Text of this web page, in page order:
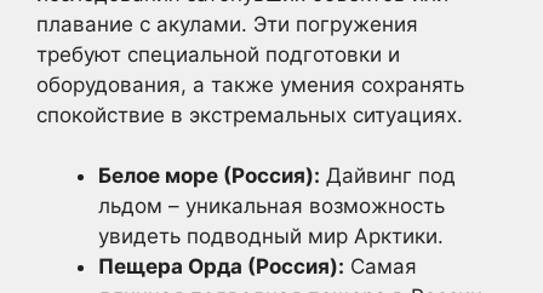
плавание с акулами. Эти погружения
требуют специальной подготовки и
оборудования, а также умения сохранять
спокойствие в экстремальных ситуациях.
Белое море (Россия): Дайвинг под
льдом – уникальная возможность
увидеть подводный мир Арктики.
Пещера Орда (Россия): Самая